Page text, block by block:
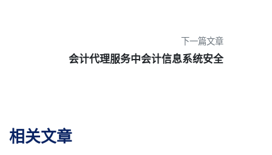
下一篇文章
会计代理服务中会计信息系统安全
相关文章